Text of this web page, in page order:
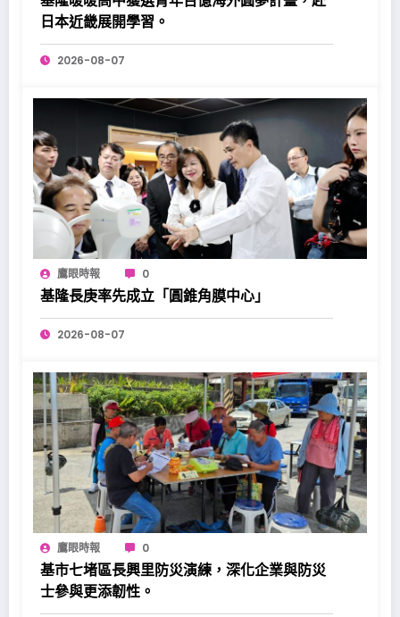
日本近畿展開學習。
2026-08-07
鷹眼時報 0
基隆長庚率先成立「圓錐角膜中心」
2026-08-07
鷹眼時報 0
基市七堵區長興里防災演練，深化企業與防災
士參與更添韌性。